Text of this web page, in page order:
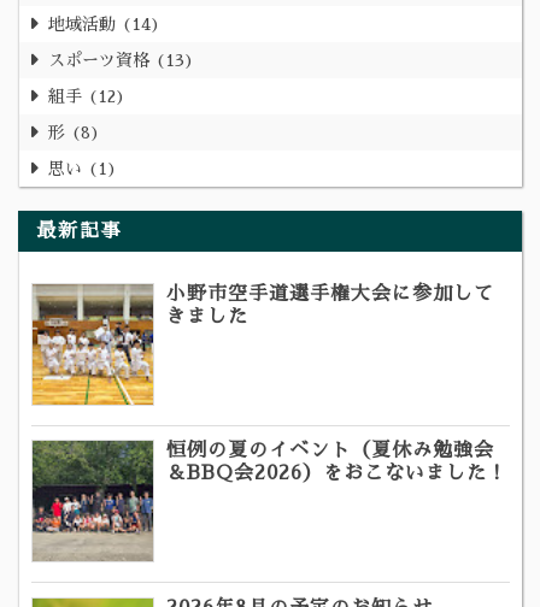
地域活動 14
スポーツ資格 13
組手 12
形 8
思い 1
最新記事
小野市空手道選手権大会に参加して
きました
恒例の夏のイベント（夏休み勉強会
＆BBQ会2026）をおこないました！